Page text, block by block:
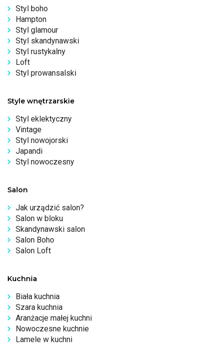
Styl boho
Hampton
Styl glamour
Styl skandynawski
Styl rustykalny
Loft
Styl prowansalski
Style wnętrzarskie
Styl eklektyczny
Vintage
Styl nowojorski
Japandi
Styl nowoczesny
Salon
Jak urządzić salon?
Salon w bloku
Skandynawski salon
Salon Boho
Salon Loft
Kuchnia
Biała kuchnia
Szara kuchnia
Aranżacje małej kuchni
Nowoczesne kuchnie
Lamele w kuchni